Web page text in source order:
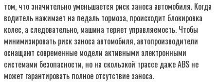
том, что значительно уменьшается риск заноса автомобиля. Когда
водитель нажимает на педаль тормоза, происходит блокировка
колес, а следовательно, машина теряет управляемость. Чтобы
минимизировать риск заноса автомобиля, автопроизводители
оснащают современные модели активными электронными
системами безопасности, но на скользкой трассе даже ABS не
может гарантировать полное отсутствие заноса.